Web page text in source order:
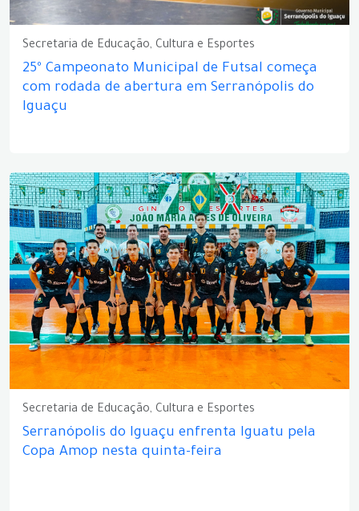
Secretaria de Educação, Cultura e Esportes
25º Campeonato Municipal de Futsal começa
com rodada de abertura em Serranópolis do
Iguaçu
Secretaria de Educação, Cultura e Esportes
Serranópolis do Iguaçu enfrenta Iguatu pela
Copa Amop nesta quinta-feira